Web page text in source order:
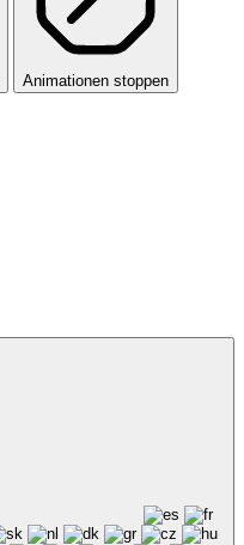
Animationen stoppen